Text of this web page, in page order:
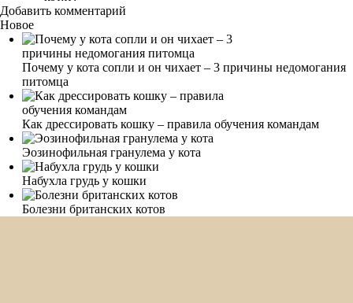
Добавить комментарий
Новое
Почему у кота сопли и он чихает – 3 причины недомогания
питомца
Как дрессировать кошку – правила обучения командам
Эозинофильная гранулема у кота
Набухла грудь у кошки
Болезни британских котов